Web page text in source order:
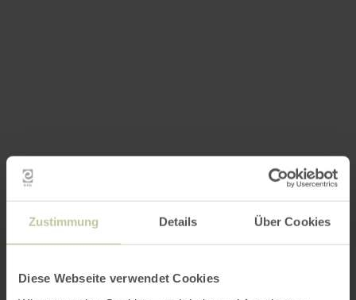
Zustimmung Details Über Cookies
Diese Webseite verwendet Cookies